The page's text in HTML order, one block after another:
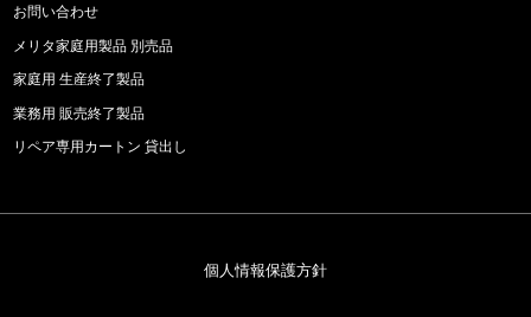
お問い合わせ
メリタ家庭用製品 別売品
家庭用 生産終了製品
業務用 販売終了製品
リペア専用カートン 貸出し
個人情報保護方針